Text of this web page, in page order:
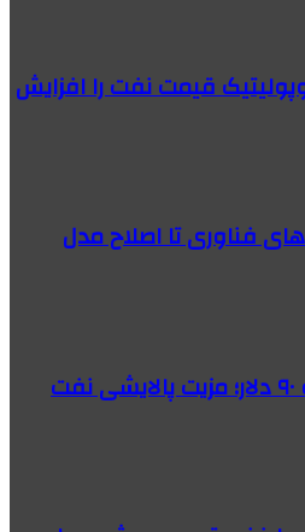
قیمت نفت را افزایش
فناوری تا اصلاح مدل
نفت برنت در آستانه ۹۰ دلار؛ مزیت پالایشی نفت